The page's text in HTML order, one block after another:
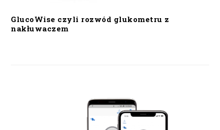
GlucoWise czyli rozwód glukometru z
nakłuwaczem